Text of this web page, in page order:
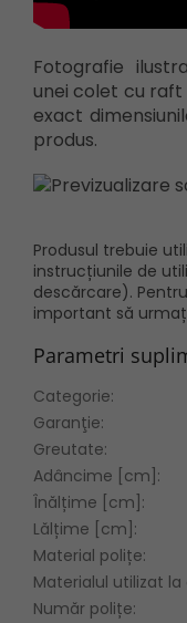
Fotografie
unei colet cu raft
exact
produs.
Produsul trebuie
instrucțiunile de
descărcare).
important să
Parametri
Categorie:
Garanţie:
Greutate:
Adâncime [cm] :
Înălțime [cm] :
Lălțime [cm] :
Material polițe:
Materialul utilizat
Număr polițe: